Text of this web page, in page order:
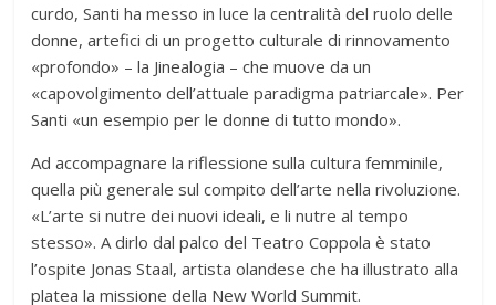
curdo, Santi ha messo in luce la centralità del ruolo delle
donne, artefici di un progetto culturale di rinnovamento
«profondo» – la Jinealogia – che muove da un
«capovolgimento dell’attuale paradigma patriarcale». Per
Santi «un esempio per le donne di tutto mondo».
Ad accompagnare la riflessione sulla cultura femminile,
quella più generale sul compito dell’arte nella rivoluzione.
«L’arte si nutre dei nuovi ideali, e li nutre al tempo
stesso». A dirlo dal palco del Teatro Coppola è stato
l’ospite Jonas Staal, artista olandese che ha illustrato alla
platea la missione della New World Summit.